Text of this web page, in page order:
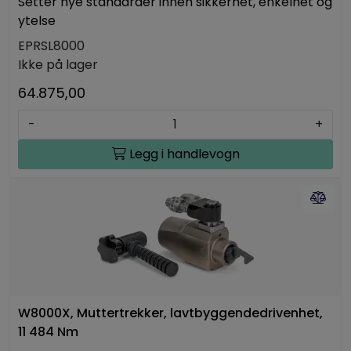
ytelse
EPRSL8000
Ikke på lager
64.875,00
-
+
Legg i handlevogn
W8000X, Muttertrekker, lavtbyggendedrivenhet,
11 484 Nm